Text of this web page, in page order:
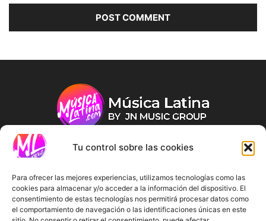
Tu control sobre las cookies
Para ofrecer las mejores experiencias, utilizamos tecnologías como las
cookies para almacenar y/o acceder a la información del dispositivo. El
consentimiento de estas tecnologías nos permitirá procesar datos como
el comportamiento de navegación o las identificaciones únicas en este
FOLLOW US